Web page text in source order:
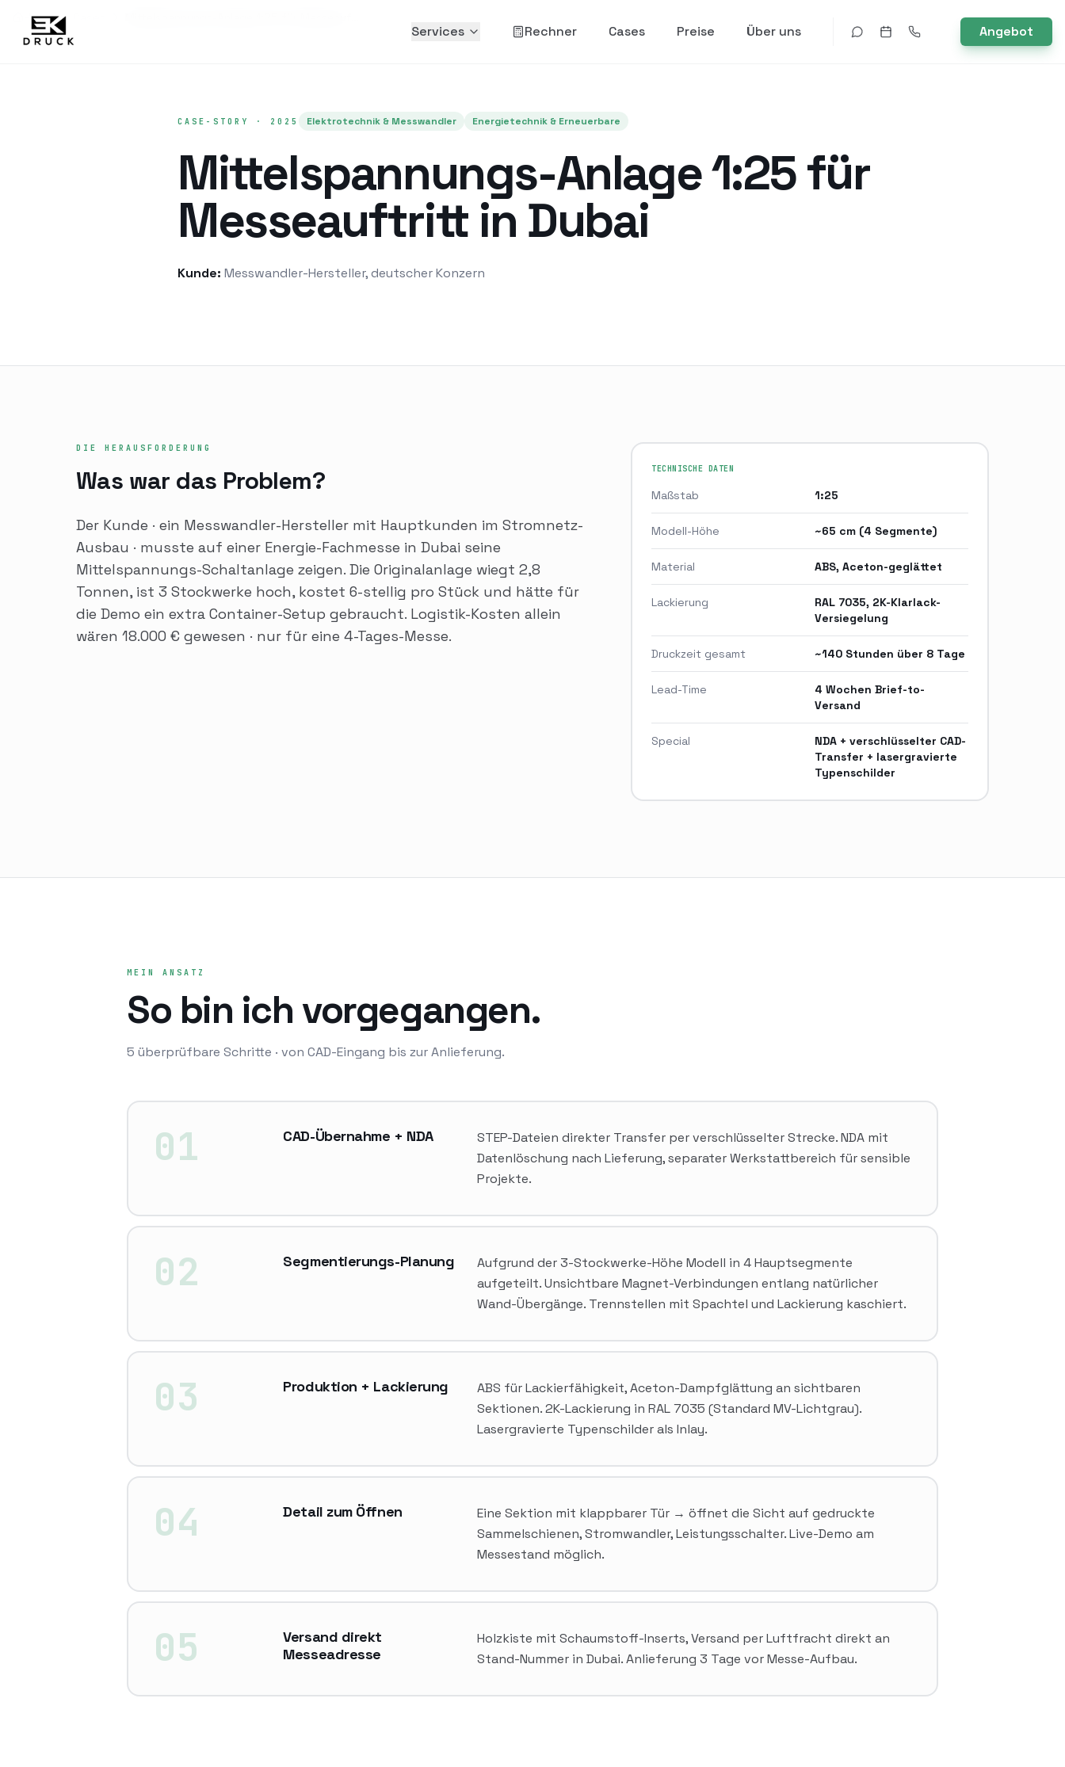
Services Rechner Cases Preise Über uns Angebot
Home
CASE-STORY · 2025 Elektrotechnik & Messwandler Energietechnik & Erneuerbare
Mittelspannungs-Anlage 1:25 für
Messeauftritt in Dubai
Kunde: Messwandler-Hersteller, deutscher Konzern
DIE HERAUSFORDERUNG
Was war das Problem?
Der Kunde · ein Messwandler-Hersteller mit Hauptkunden im Stromnetz-
Ausbau · musste auf einer Energie-Fachmesse in Dubai seine
Mittelspannungs-Schaltanlage zeigen. Die Originalanlage wiegt 2,8
Tonnen, ist 3 Stockwerke hoch, kostet 6-stellig pro Stück und hätte für
die Demo ein extra Container-Setup gebraucht. Logistik-Kosten allein
wären 18.000 € gewesen · nur für eine 4-Tages-Messe.
TECHNISCHE DATEN
Maßstab 1:25
Modell-Höhe ~65 cm (4 Segmente)
Material ABS, Aceton-geglättet
Lackierung
RAL 7035, 2K-Klarlack-
Versiegelung
Druckzeit gesamt ~140 Stunden über 8 Tage
Lead-Time
4 Wochen Brief-to-
Versand
Special
NDA + verschlüsselter CAD-
Transfer + lasergravierte
Typenschilder
MEIN ANSATZ
So bin ich vorgegangen.
5 überprüfbare Schritte · von CAD-Eingang bis zur Anlieferung.
01 CAD-Übernahme + NDA
STEP-Dateien direkter Transfer per verschlüsselter Strecke. NDA mit
Datenlöschung nach Lieferung, separater Werkstattbereich für sensible
Projekte.
02 Segmentierungs-Planung
Aufgrund der 3-Stockwerke-Höhe Modell in 4 Hauptsegmente
aufgeteilt. Unsichtbare Magnet-Verbindungen entlang natürlicher
Wand-Übergänge. Trennstellen mit Spachtel und Lackierung kaschiert.
03 Produktion + Lackierung
ABS für Lackierfähigkeit, Aceton-Dampfglättung an sichtbaren
Sektionen. 2K-Lackierung in RAL 7035 (Standard MV-Lichtgrau).
Lasergravierte Typenschilder als Inlay.
04 Detail zum Öffnen
Eine Sektion mit klappbarer Tür → öffnet die Sicht auf gedruckte
Sammelschienen, Stromwandler, Leistungsschalter. Live-Demo am
Messestand möglich.
05
Versand direkt
Messeadresse
Holzkiste mit Schaumstoff-Inserts, Versand per Luftfracht direkt an
Stand-Nummer in Dubai. Anlieferung 3 Tage vor Messe-Aufbau.